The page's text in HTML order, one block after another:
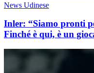
News Udinese
Inler: “Siamo pronti
Finché è qui, è un